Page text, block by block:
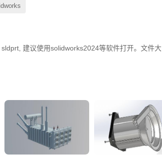
建议使用solidworks2024等软件打开。文件大